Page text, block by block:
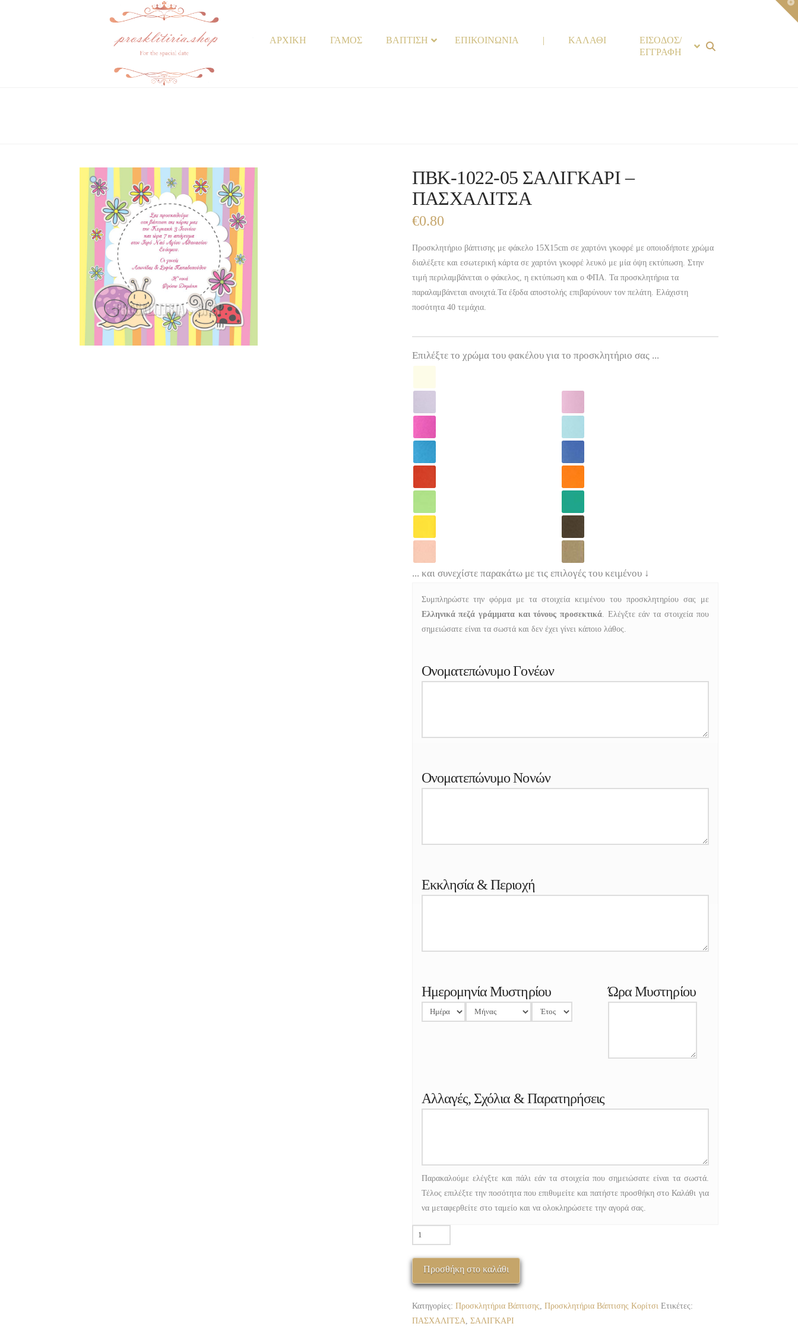
ΑΡΧΙΚΗ ΓΑΜΟΣ ΒΑΠΤΙΣΗ ΕΠΙΚΟΙΝΩΝΙΑ | ΚΑΛΑΘΙ
ΕΙΣΟΔΟΣ/
ΕΓΓΡΑΦΗ
ΠΒΚ-1022-05 ΣΑΛΙΓΚΑΡΙ –
ΠΑΣΧΑΛΙΤΣΑ
€0.80
Προσκλητήριο βάπτισης με φάκελο 15X15cm σε χαρτόνι γκοφρέ με οποιοδήποτε χρώμα
διαλέξετε και εσωτερική κάρτα σε χαρτόνι γκοφρέ λευκό με μία όψη εκτύπωση. Στην
τιμή περιλαμβάνεται ο φάκελος, η εκτύπωση και ο ΦΠΑ. Τα προσκλητήρια τα
παραλαμβάνεται ανοιχτά.Τα έξοδα αποστολής επιβαρύνουν τον πελάτη. Ελάχιστη
ποσότητα 40 τεμάχια.
Επιλέξτε το χρώμα του φακέλου για το προσκλητήριο σας ...
... και συνεχίστε παρακάτω με τις επιλογές του κειμένου ↓
Συμπληρώστε την φόρμα με τα στοιχεία κειμένου του προσκλητηρίου σας με
Ελληνικά πεζά γράμματα και τόνους προσεκτικά . Ελέγξτε εάν τα στοιχεία που
σημειώσατε είναι τα σωστά και δεν έχει γίνει κάποιο λάθος.
Ονοματεπώνυμο Γονέων
Ονοματεπώνυμο Νονών
Εκκλησία & Περιοχή
Ημερομηνία Μυστηρίου Ώρα Μυστηρίου
Αλλαγές, Σχόλια & Παρατηρήσεις
Παρακαλούμε ελέγξτε και πάλι εάν τα στοιχεία που σημειώσατε είναι τα σωστά.
Τέλος επιλέξτε την ποσότητα που επιθυμείτε και πατήστε προσθήκη στο Καλάθι για
να μεταφερθείτε στο ταμείο και να ολοκληρώσετε την αγορά σας.
ΠΒΚ-1022-
05
ΣΑΛΙΓΚΑΡΙ
ΠΑΣΧΑΛΙΤΣΑ
ποσότητα
Προσθήκη στο καλάθι
Κατηγορίες: Προσκλητήρια Βάπτισης, Προσκλητήρια Βάπτισης Κορίτσι Ετικέτες:
ΠΑΣΧΑΛΙΤΣΑ, ΣΑΛΙΓΚΑΡΙ